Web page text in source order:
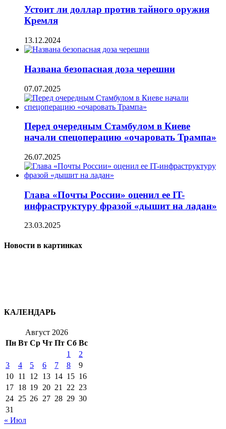
Устоит ли доллар против тайного оружия
Кремля
13.12.2024
Названа безопасная доза черешни
07.07.2025
Перед очередным Стамбулом в Киеве
начали спецоперацию «очаровать Трампа»
26.07.2025
Глава «Почты России» оценил ее IT-
инфраструктуру фразой «дышит на ладан»
23.03.2025
Новости в картинках
КАЛЕНДАРЬ
Август 2026
Пн Вт Ср Чт Пт Сб Вс
1
2
3
4 5 6 7 8
9
10 11 12 13 14 15 16
17 18 19 20 21 22 23
24 25 26 27 28 29 30
31
« Июл